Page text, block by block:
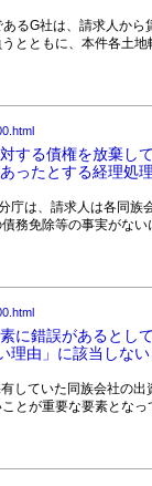
G社は、請求人から
とともに、本件各土
する債権を放棄し
ったとする経理処
は、請求人は各同族
務免除等の事実がな
に錯誤があるとし
理由」に該当しない
ていた同族会社の出
とが重要な要素とな